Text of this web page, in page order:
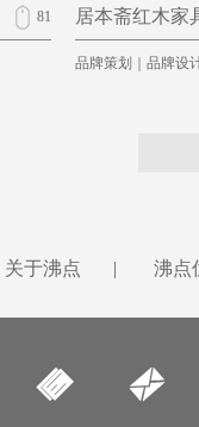
81 居本斋红木家
品牌策划｜品牌设
关于沸点 | 沸点